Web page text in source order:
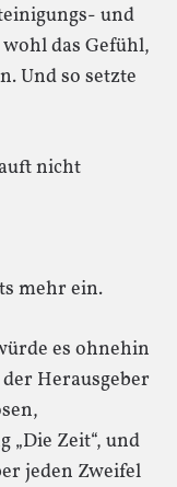
und
das Gefühl,
Und so setzte
nicht
mehr ein.
es ohnehin
Herausgeber
„Die Zeit“, und
jeden Zweifel